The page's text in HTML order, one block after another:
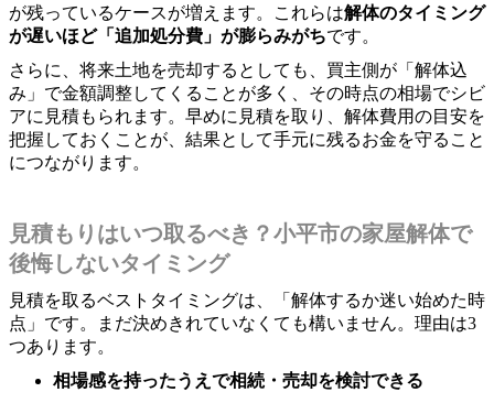
が残っているケースが増えます。これらは解体のタイミング
が遅いほど「追加処分費」が膨らみがちです。
さらに、将来土地を売却するとしても、買主側が「解体込
み」で金額調整してくることが多く、その時点の相場でシビ
アに見積もられます。早めに見積を取り、解体費用の目安を
把握しておくことが、結果として手元に残るお金を守ること
につながります。
見積もりはいつ取るべき？小平市の家屋解体で
後悔しないタイミング
見積を取るベストタイミングは、「解体するか迷い始めた時
点」です。まだ決めきれていなくても構いません。理由は3
つあります。
相場感を持ったうえで相続・売却を検討できる